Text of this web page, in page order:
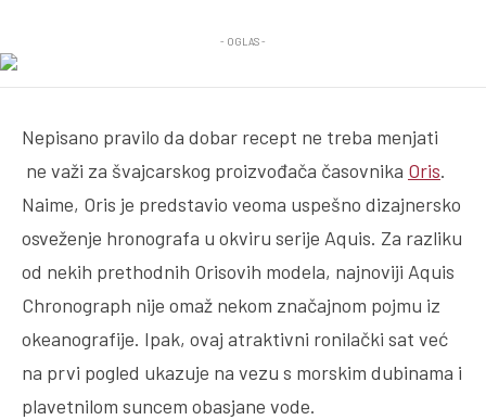
- OGLAS -
Nepisano pravilo da dobar recept ne treba menjati
ne važi za švajcarskog proizvođača časovnika Oris.
Naime, Oris je predstavio veoma uspešno dizajnersko
osveženje hronografa u okviru serije Aquis. Za razliku
od nekih prethodnih Orisovih modela, najnoviji Aquis
Chronograph nije omaž nekom značajnom pojmu iz
okeanografije. Ipak, ovaj atraktivni ronilački sat već
na prvi pogled ukazuje na vezu s morskim dubinama i
plavetnilom suncem obasjane vode.